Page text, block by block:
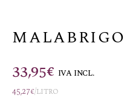
MALABRIGO
33,95€ IVA INCL.
45,27€/litro